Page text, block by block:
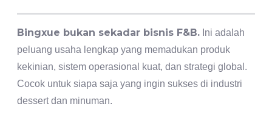
Bingxue bukan sekadar bisnis F&B. Ini adalah
peluang usaha lengkap yang memadukan produk
kekinian, sistem operasional kuat, dan strategi global.
Cocok untuk siapa saja yang ingin sukses di industri
dessert dan minuman.